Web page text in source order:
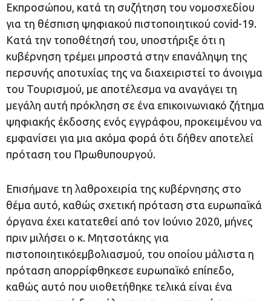
Εκπροσώπου, κατά τη συζήτηση του νομοσχεδίου
για τη θέσπιση ψηφιακού πιστοποιητικού covid-19.
Κατά την τοποθέτησή του, υποστήριξε ότι η
κυβέρνηση τρέμει μπροστά στην επανάληψη της
περσυνής αποτυχίας της να διαχειριστεί το άνοιγμα
του Τουρισμού, με αποτέλεσμα να αναγάγει τη
μεγάλη αυτή πρόκληση σε ένα επικοινωνιακό ζήτημα
ψηφιακής έκδοσης ενός εγγράφου, προκειμένου να
εμφανίσει για μια ακόμα φορά ότι δήθεν αποτελεί
πρόταση του Πρωθυπουργού.
Επισήμανε τη λαθροχειρία της κυβέρνησης στο
θέμα αυτό, καθώς σχετική πρόταση στα ευρωπαϊκά
όργανα έχει κατατεθεί από τον Ιούνιο 2020, μήνες
πριν μιλήσει ο κ. Μητσοτάκης για
πιστοποιητικόεμβολιασμού, του οποίου μάλιστα η
πρόταση απορρίφθηκεσε ευρωπαϊκό επίπεδο,
καθώς αυτό που υιοθετήθηκε τελικά είναι ένα